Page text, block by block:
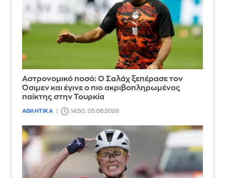
Αστρονομικό ποσό: Ο Σαλάχ ξεπέρασε τον
Όσιμεν και έγινε ο πιο ακριβοπληρωμένος
παίκτης στην Τουρκία
ΑΘΛΗΤΙΚΑ 14:50, 05.08.2026